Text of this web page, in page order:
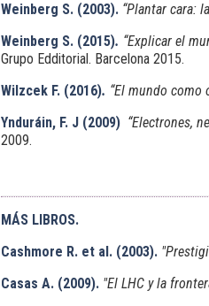
Weinberg S. (2003). “Plantar cara:
Weinberg S. (2015). “Explicar el
Grupo Edditorial. Barcelona 2015.
Wilzcek F.(2016). “El mundo como
Ynduráin, F. J (2009) “Electrones,
2009.
MÁS LIBROS.
Cashmore R. et al. (2003).
Casas A. (2009). "El LHC y la